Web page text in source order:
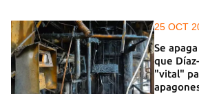
25 OCT
Se
que
"vital"